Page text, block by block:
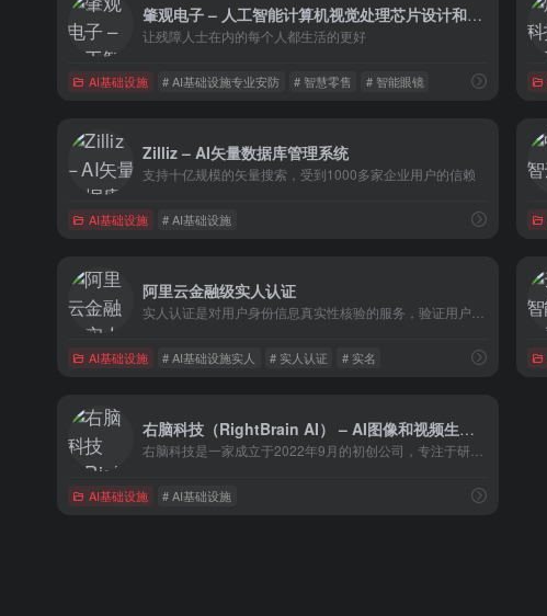
肇观电子 – 人工智能计算机视觉处理芯片设计和终端应用
让残障人士在内的每个人都生活的更好
AI基础设施 # AI基础设施专业安防 # 智慧零售 # 智能眼镜
Zilliz – AI矢量数据库管理系统
支持十亿规模的矢量搜索，受到1000多家企业用户的信赖
AI基础设施 # AI基础设施
阿里云金融级实人认证
AI基础设施 # AI基础设施实人 # 实人认证 # 实名
右脑科技（RightBrain AI） – AI图像和视频生成工具的初创公司
AI基础设施 # AI基础设施